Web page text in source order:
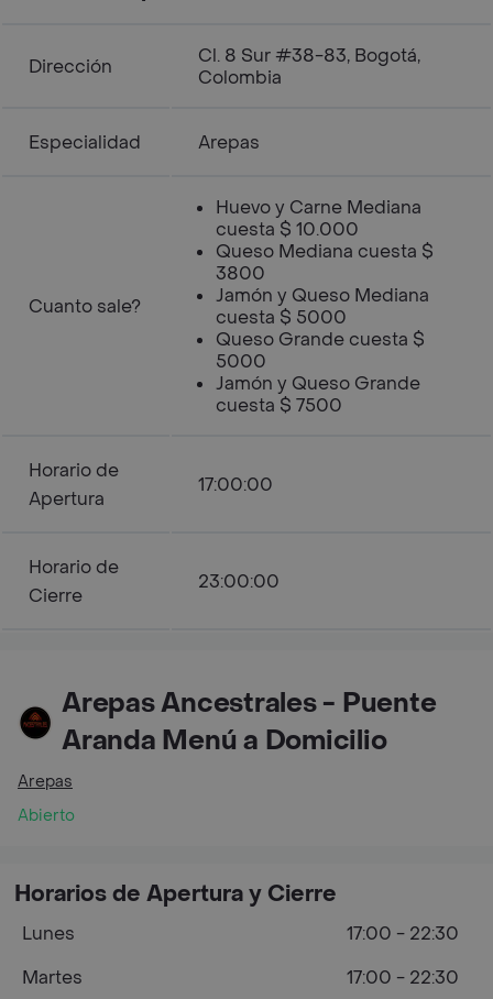
Dirección
Cl. 8 Sur #38-83, Bogotá,
Colombia
Especialidad Arepas
Cuanto sale?
Huevo y Carne Mediana
cuesta $ 10.000
Queso Mediana cuesta $
3800
Jamón y Queso Mediana
cuesta $ 5000
Queso Grande cuesta $
5000
Jamón y Queso Grande
cuesta $ 7500
Horario de
Apertura
17:00:00
Horario de
Cierre
23:00:00
Arepas Ancestrales - Puente
Aranda Menú a Domicilio
Arepas
Abierto
Horarios de Apertura y Cierre
Lunes
17:00 - 22:30
Martes
17:00 - 22:30